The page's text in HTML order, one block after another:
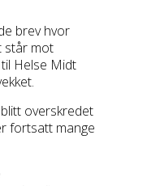
brev hvor
står mot
Helse Midt
overskredet
fortsatt mange